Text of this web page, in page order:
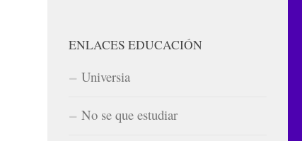
ENLACES EDUCACIÓN
Universia
No se que estudiar